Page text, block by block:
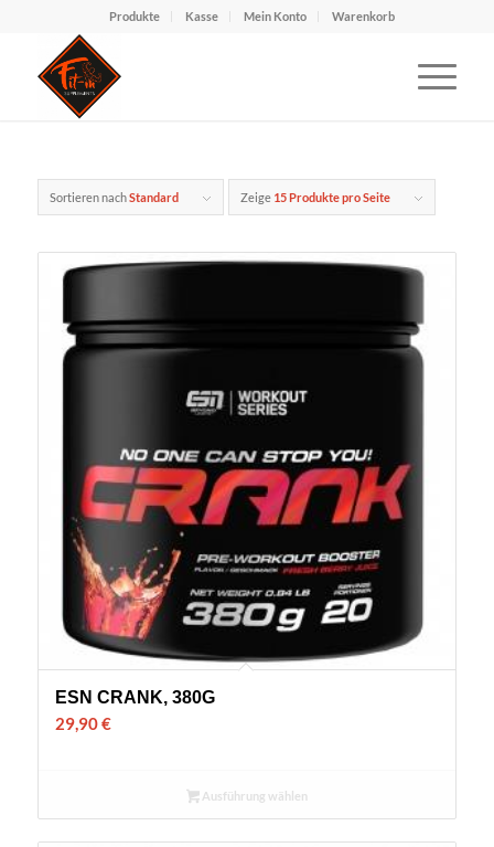
Produkte Kasse Mein Konto Warenkorb
Sortieren nachStandard Zeige 15 Produkte pro Seite
ESN CRANK, 380G
29,90€
Ausführung wählen